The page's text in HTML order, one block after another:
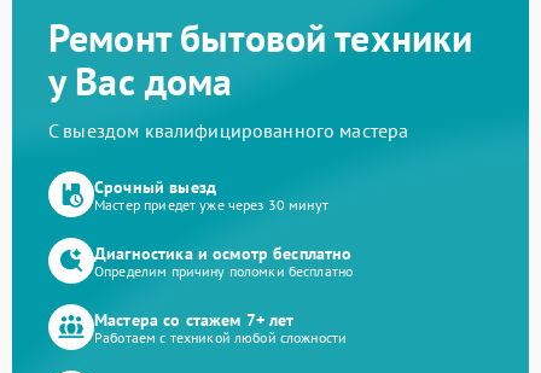
Ремонт бытовой техники
у Вас дома
С выездом квалифицированного мастера
Срочный выезд
Мастер приедет уже через 30 минут
Диагностика и осмотр бесплатно
Определим причину поломки бесплатно
Мастера со стажем 7+ лет
Работаем с техникой любой сложности